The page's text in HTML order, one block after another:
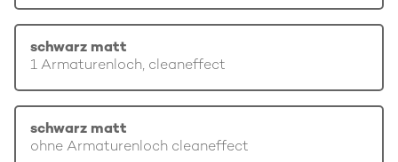
schwarz matt
1 Armaturenloch, cleaneffect
schwarz matt
ohne Armaturenloch cleaneffect